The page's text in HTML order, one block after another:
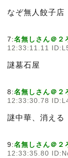
なぞ無人餃子店
7:名無しさん＠２
12:33:11.11
謎墓石屋
8:名無しさん＠２
12:33:30.78
謎中華、消える
9:名無しさん＠２
12:33:35.80